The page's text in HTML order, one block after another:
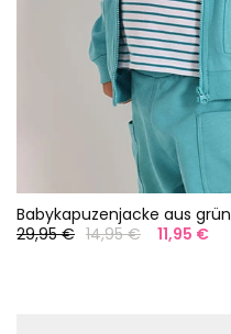
Babykapuzenjacke aus
29,95 € 14,95 € 11,95 €